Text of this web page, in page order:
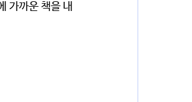
가까운 책을 내